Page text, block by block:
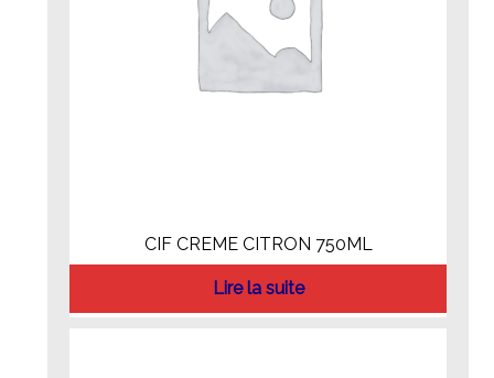
CIF CREME CITRON 750ML
Lire la suite